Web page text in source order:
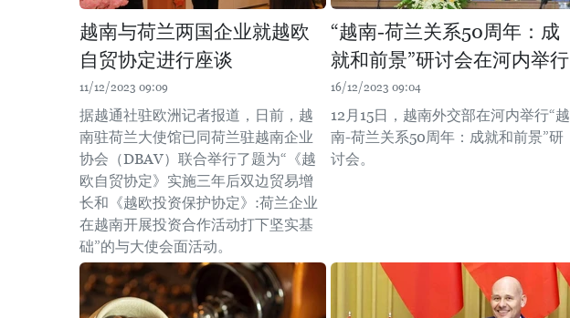
越南与荷兰两国企业就越欧
自贸协定进行座谈
11/12/2023 09:09
据越通社驻欧洲记者报道，日前，越
南驻荷兰大使馆已同荷兰驻越南企业
协会（DBAV）联合举行了题为“《越
欧自贸协定》实施三年后双边贸易增
长和《越欧投资保护协定》:荷兰企业
在越南开展投资合作活动打下坚实基
础”的与大使会面活动。
“越南-荷兰关系50周年：成
就和前景”研讨会在河内举行
16/12/2023 09:04
12月15日，越南外交部在河内举行“越
南-荷兰关系50周年：成就和前景”研
讨会。